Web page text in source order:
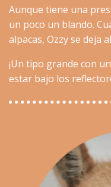
Aunque tiene una
un poco un blando.
alpacas, Ozzy se deja
¡Un tipo grande con
estar bajo los